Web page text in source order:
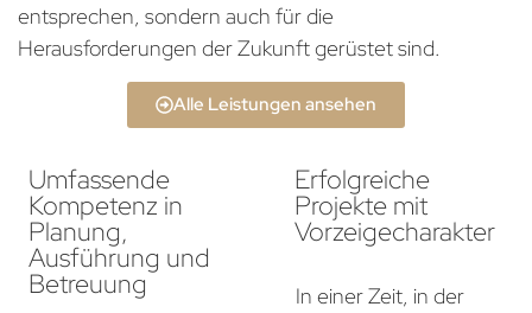
entsprechen, sondern auch für die
Herausforderungen der Zukunft gerüstet sind.
Alle Leistungen ansehen
Umfassende
Kompetenz in
Planung,
Ausführung und
Betreuung
Erfolgreiche
Projekte mit
Vorzeigecharakter
In einer Zeit, in der